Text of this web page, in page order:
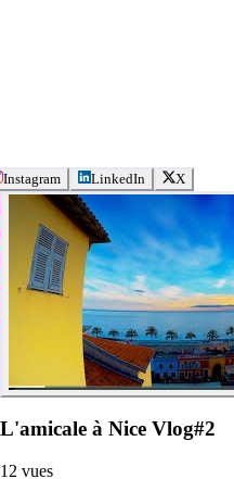
Instagram LinkedIn X
L'amicale à Nice Vlog#2
12 vues